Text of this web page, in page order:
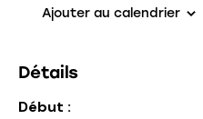
Ajouter au calendrier
Détails
Début :